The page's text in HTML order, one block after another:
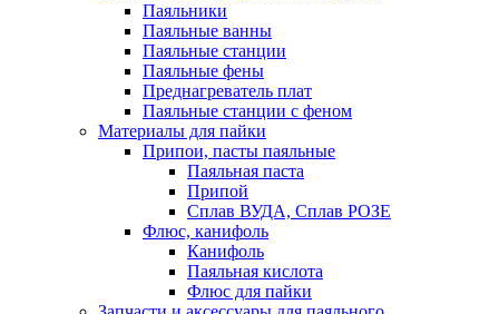
Паяльники
Паяльные ванны
Паяльные станции
Паяльные фены
Преднагреватель плат
Паяльные станции с феном
Материалы для пайки
Припои, пасты паяльные
Паяльная паста
Припой
Сплав ВУДА, Сплав РОЗЕ
Флюс, канифоль
Канифоль
Паяльная кислота
Флюс для пайки